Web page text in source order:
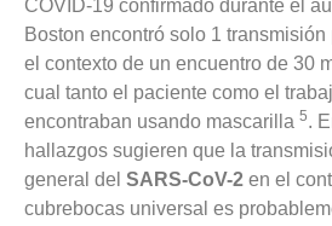
COVID-19 confirmado durante el
Boston encontró solo 1
el contexto de un encuentro de 30
cual tanto el paciente como el
encontraban usando mascarilla 5.
hallazgos sugieren que la
general del SARS-CoV-2 en el
cubrebocas universal es